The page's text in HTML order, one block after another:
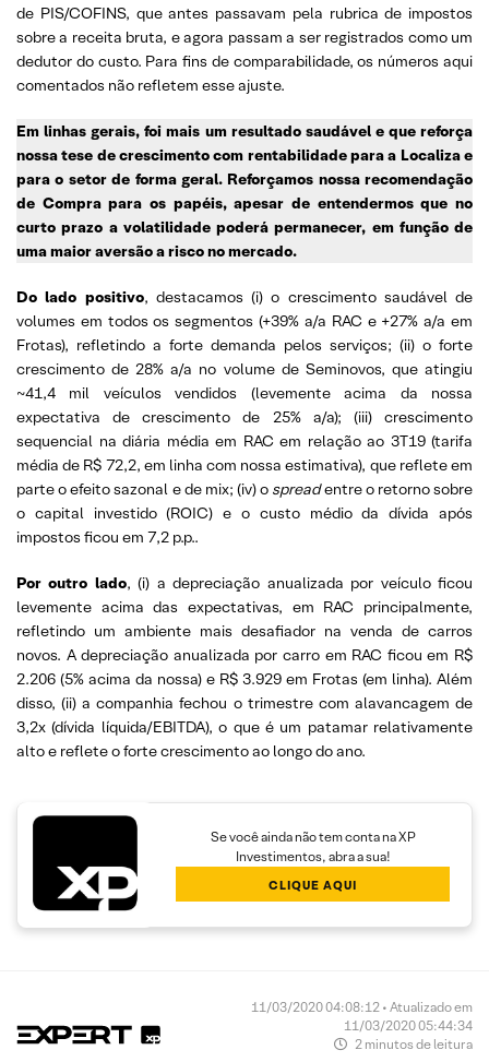
de PIS/COFINS, que antes passavam pela rubrica de impostos
sobre a receita bruta, e agora passam a ser registrados como um
dedutor do custo. Para fins de comparabilidade, os números aqui
comentados não refletem esse ajuste.
Em linhas gerais, foi mais um resultado saudável e que reforça
nossa tese de crescimento com rentabilidade para a Localiza e
para o setor de forma geral. Reforçamos nossa recomendação
de Compra para os papéis, apesar de entendermos que no
curto prazo a volatilidade poderá permanecer, em função de
uma maior aversão a risco no mercado.
Do lado positivo, destacamos (i) o crescimento saudável de
volumes em todos os segmentos (+39% a/a RAC e +27% a/a em
Frotas), refletindo a forte demanda pelos serviços; (ii) o forte
crescimento de 28% a/a no volume de Seminovos, que atingiu
~41,4 mil veículos vendidos (levemente acima da nossa
expectativa de crescimento de 25% a/a); (iii) crescimento
sequencial na diária média em RAC em relação ao 3T19 (tarifa
média de R$ 72,2, em linha com nossa estimativa), que reflete em
parte o efeito sazonal e de mix; (iv) o spreadentre o retorno sobre
o capital investido (ROIC) e o custo médio da dívida após
impostos ficou em 7,2 p.p..
Por outro lado, (i) a depreciação anualizada por veículo ficou
levemente acima das expectativas, em RAC principalmente,
refletindo um ambiente mais desafiador na venda de carros
novos. A depreciação anualizada por carro em RAC ficou em R$
2.206 (5% acima da nossa) e R$ 3.929 em Frotas (em linha). Além
disso, (ii) a companhia fechou o trimestre com alavancagem de
3,2x (dívida líquida/EBITDA), o que é um patamar relativamente
alto e reflete o forte crescimento ao longo do ano.
Se você ainda não tem conta na XP
Investimentos, abra a sua!
CLIQUE AQUI
11/03/2020 04:08:12 • Atualizado em
11/03/2020 05:44:34
2 minutos de leitura